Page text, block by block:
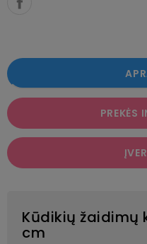
PREKĖS
Kūdikių žaidimų
cm